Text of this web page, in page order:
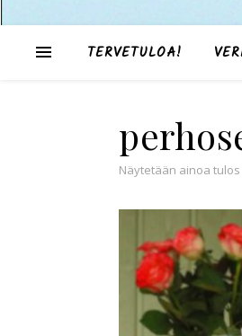
TERVETULOA!
Näytetään ainoa tulos